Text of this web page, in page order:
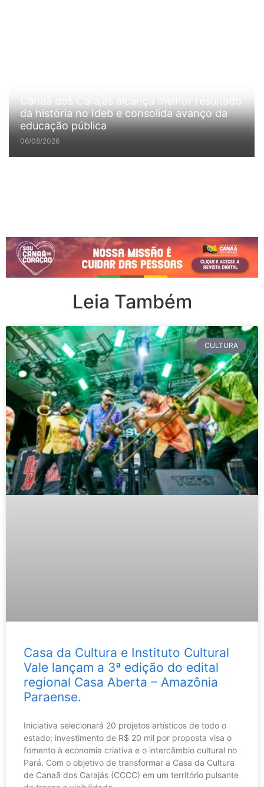
Canaã dos Carajás alcança melhor resultado
da história no Ideb e consolida avanço da
educação pública
06/08/2026
Leia Também
CULTURA
Casa da Cultura e Instituto Cultural
Vale lançam a 3ª edição do edital
regional Casa Aberta – Amazônia
Paraense.
Iniciativa selecionará 20 projetos artísticos de todo o
estado; investimento de R$ 20 mil por proposta visa o
fomento à economia criativa e o intercâmbio cultural no
Pará. Com o objetivo de transformar a Casa da Cultura
de Canaã dos Carajás (CCCC) em um território pulsante